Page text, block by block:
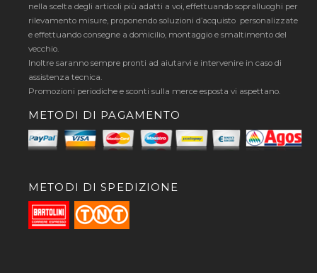
nella scelta degli articoli più adatti a voi, effettuando sopralluoghi per
rilevamento misure, proponendo soluzioni d’acquisto personalizzate
e effettuando consegne a domicilio, montaggio e smaltimento del
vecchio.
Inoltre saranno sempre pronti ad aiutarvi e intervenire in caso di
assistenza tecnica.
Promozioni periodiche e sconti sulla merce esposta vi aspettano.
METODI DI PAGAMENTO
METODI DI SPEDIZIONE